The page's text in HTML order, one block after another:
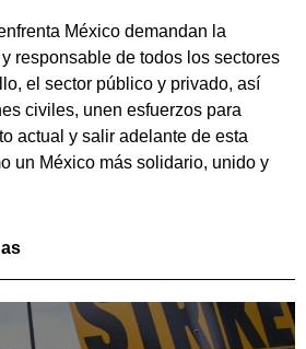
México demandan la
responsable de todos los sectores
el sector público y privado, así
civiles, unen esfuerzos para
actual y salir adelante de esta
un México más solidario, unido y